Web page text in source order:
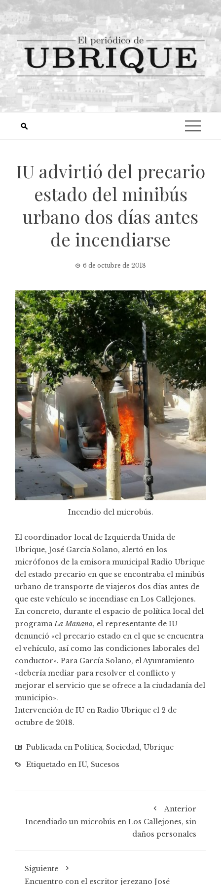
IU advirtió del precario
estado del minibús
urbano dos días antes
de incendiarse
6 de octubre de 2018
Incendio del microbús.
El coordinador local de Izquierda Unida de
Ubrique, José García Solano, alertó en los
micrófonos de la emisora municipal Radio Ubrique
del estado precario en que se encontraba el minibús
urbano de transporte de viajeros dos días antes de
que este vehículo se incendiase en Los Callejones.
En concreto, durante el espacio de política local del
programaLa Mañana, el representante de IU
denunció «el precario estado en el que se encuentra
el vehículo, así como las condiciones laborales del
conductor». Para García Solano, el Ayuntamiento
«debería mediar para resolver el conflicto y
mejorar el servicio que se ofrece a la ciudadanía del
municipio».
Intervención de IU en Radio Ubrique el 2 de
octubre de 2018.
Publicada en Política, Sociedad, Ubrique
Etiquetado en IU, Sucesos
Anterior
Incendiado un microbús en Los Callejones, sin
daños personales
Siguiente
Encuentro con el escritor jerezano José